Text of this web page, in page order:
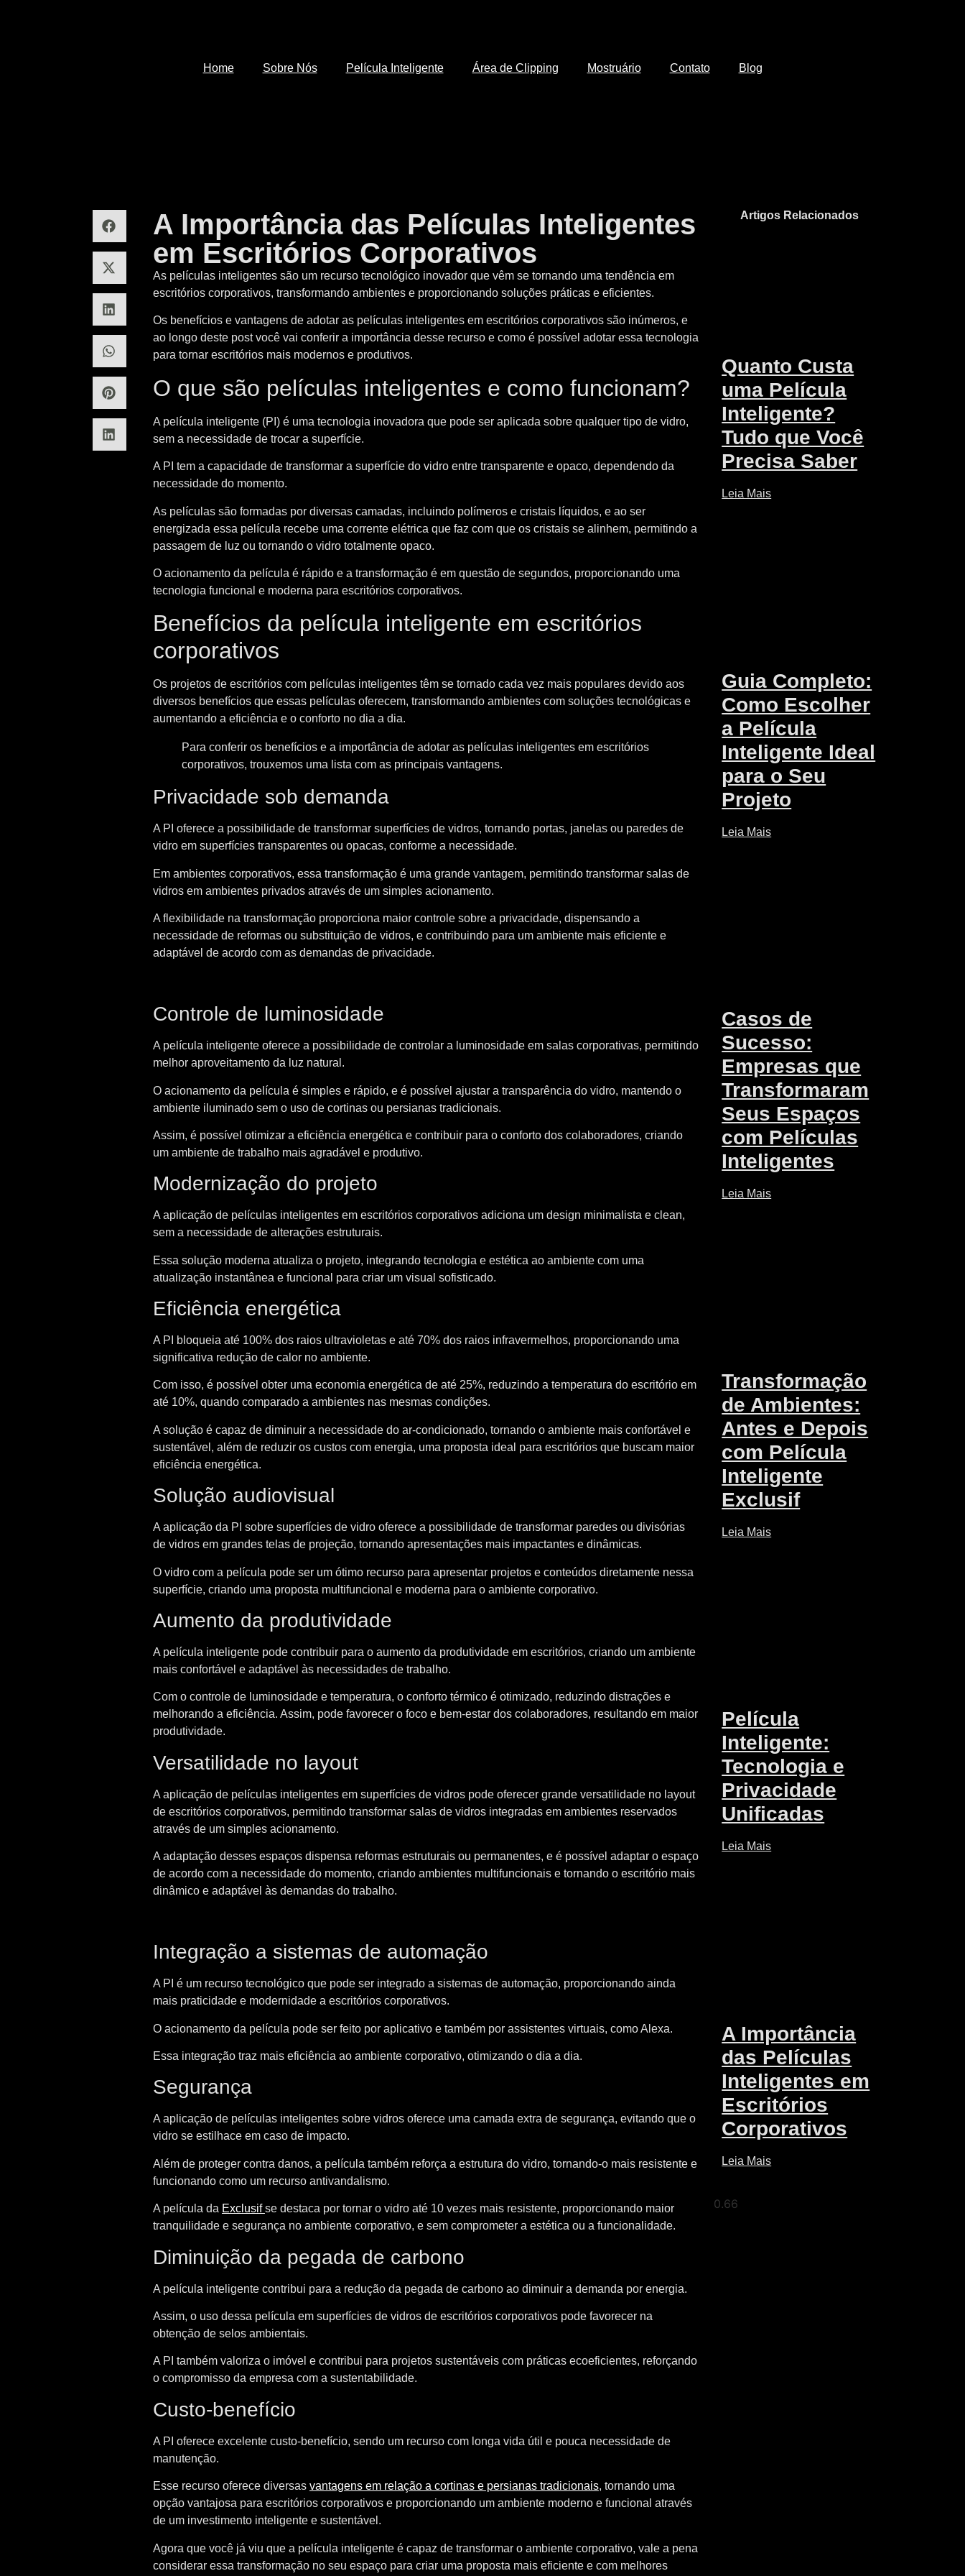
Home Sobre Nós Película Inteligente Área de Clipping Mostruário Contato Blog
A Importância das Películas Inteligentes
em Escritórios Corporativos
As películas inteligentes são um recurso tecnológico inovador que vêm se tornando uma tendência em
escritórios corporativos, transformando ambientes e proporcionando soluções práticas e eficientes.
Os benefícios e vantagens de adotar as películas inteligentes em escritórios corporativos são inúmeros, e
ao longo deste post você vai conferir a importância desse recurso e como é possível adotar essa tecnologia
para tornar escritórios mais modernos e produtivos.
O que são películas inteligentes e como funcionam?
A película inteligente (PI) é uma tecnologia inovadora que pode ser aplicada sobre qualquer tipo de vidro,
sem a necessidade de trocar a superfície.
A PI tem a capacidade de transformar a superfície do vidro entre transparente e opaco, dependendo da
necessidade do momento.
As películas são formadas por diversas camadas, incluindo polímeros e cristais líquidos, e ao ser
energizada essa película recebe uma corrente elétrica que faz com que os cristais se alinhem, permitindo a
passagem de luz ou tornando o vidro totalmente opaco.
O acionamento da película é rápido e a transformação é em questão de segundos, proporcionando uma
tecnologia funcional e moderna para escritórios corporativos.
Benefícios da película inteligente em escritórios
corporativos
Os projetos de escritórios com películas inteligentes têm se tornado cada vez mais populares devido aos
diversos benefícios que essas películas oferecem, transformando ambientes com soluções tecnológicas e
aumentando a eficiência e o conforto no dia a dia.
Para conferir os benefícios e a importância de adotar as películas inteligentes em escritórios
corporativos, trouxemos uma lista com as principais vantagens.
Privacidade sob demanda
A PI oferece a possibilidade de transformar superfícies de vidros, tornando portas, janelas ou paredes de
vidro em superfícies transparentes ou opacas, conforme a necessidade.
Em ambientes corporativos, essa transformação é uma grande vantagem, permitindo transformar salas de
vidros em ambientes privados através de um simples acionamento.
A flexibilidade na transformação proporciona maior controle sobre a privacidade, dispensando a
necessidade de reformas ou substituição de vidros, e contribuindo para um ambiente mais eficiente e
adaptável de acordo com as demandas de privacidade.
Controle de luminosidade
A película inteligente oferece a possibilidade de controlar a luminosidade em salas corporativas, permitindo
melhor aproveitamento da luz natural.
O acionamento da película é simples e rápido, e é possível ajustar a transparência do vidro, mantendo o
ambiente iluminado sem o uso de cortinas ou persianas tradicionais.
Assim, é possível otimizar a eficiência energética e contribuir para o conforto dos colaboradores, criando
um ambiente de trabalho mais agradável e produtivo.
Modernização do projeto
A aplicação de películas inteligentes em escritórios corporativos adiciona um design minimalista e clean,
sem a necessidade de alterações estruturais.
Essa solução moderna atualiza o projeto, integrando tecnologia e estética ao ambiente com uma
atualização instantânea e funcional para criar um visual sofisticado.
Eficiência energética
A PI bloqueia até 100% dos raios ultravioletas e até 70% dos raios infravermelhos, proporcionando uma
significativa redução de calor no ambiente.
Com isso, é possível obter uma economia energética de até 25%, reduzindo a temperatura do escritório em
até 10%, quando comparado a ambientes nas mesmas condições.
A solução é capaz de diminuir a necessidade do ar-condicionado, tornando o ambiente mais confortável e
sustentável, além de reduzir os custos com energia, uma proposta ideal para escritórios que buscam maior
eficiência energética.
Solução audiovisual
A aplicação da PI sobre superfícies de vidro oferece a possibilidade de transformar paredes ou divisórias
de vidros em grandes telas de projeção, tornando apresentações mais impactantes e dinâmicas.
O vidro com a película pode ser um ótimo recurso para apresentar projetos e conteúdos diretamente nessa
superfície, criando uma proposta multifuncional e moderna para o ambiente corporativo.
Aumento da produtividade
A película inteligente pode contribuir para o aumento da produtividade em escritórios, criando um ambiente
mais confortável e adaptável às necessidades de trabalho.
Com o controle de luminosidade e temperatura, o conforto térmico é otimizado, reduzindo distrações e
melhorando a eficiência. Assim, pode favorecer o foco e bem-estar dos colaboradores, resultando em maior
produtividade.
Versatilidade no layout
A aplicação de películas inteligentes em superfícies de vidros pode oferecer grande versatilidade no layout
de escritórios corporativos, permitindo transformar salas de vidros integradas em ambientes reservados
através de um simples acionamento.
A adaptação desses espaços dispensa reformas estruturais ou permanentes, e é possível adaptar o espaço
de acordo com a necessidade do momento, criando ambientes multifuncionais e tornando o escritório mais
dinâmico e adaptável às demandas do trabalho.
Integração a sistemas de automação
A PI é um recurso tecnológico que pode ser integrado a sistemas de automação, proporcionando ainda
mais praticidade e modernidade a escritórios corporativos.
O acionamento da película pode ser feito por aplicativo e também por assistentes virtuais, como Alexa.
Essa integração traz mais eficiência ao ambiente corporativo, otimizando o dia a dia.
Segurança
A aplicação de películas inteligentes sobre vidros oferece uma camada extra de segurança, evitando que o
vidro se estilhace em caso de impacto.
Além de proteger contra danos, a película também reforça a estrutura do vidro, tornando-o mais resistente e
funcionando como um recurso antivandalismo.
A película da Exclusifse destaca por tornar o vidro até 10 vezes mais resistente, proporcionando maior
tranquilidade e segurança no ambiente corporativo, e sem comprometer a estética ou a funcionalidade.
Diminuição da pegada de carbono
A película inteligente contribui para a redução da pegada de carbono ao diminuir a demanda por energia.
Assim, o uso dessa película em superfícies de vidros de escritórios corporativos pode favorecer na
obtenção de selos ambientais.
A PI também valoriza o imóvel e contribui para projetos sustentáveis com práticas ecoeficientes, reforçando
o compromisso da empresa com a sustentabilidade.
Custo-benefício
A PI oferece excelente custo-benefício, sendo um recurso com longa vida útil e pouca necessidade de
manutenção.
Esse recurso oferece diversas vantagens em relação a cortinas e persianas tradicionais, tornando uma
opção vantajosa para escritórios corporativos e proporcionando um ambiente moderno e funcional através
de um investimento inteligente e sustentável.
Agora que você já viu que a película inteligente é capaz de transformar o ambiente corporativo, vale a pena
considerar essa transformação no seu espaço para criar uma proposta mais eficiente e com melhores
Artigos Relacionados
Quanto Custa
uma Película
Inteligente?
Tudo que Você
Precisa Saber
Leia Mais
Guia Completo:
Como Escolher
a Película
Inteligente Ideal
para o Seu
Projeto
Leia Mais
Casos de
Sucesso:
Empresas que
Transformaram
Seus Espaços
com Películas
Inteligentes
Leia Mais
Transformação
de Ambientes:
Antes e Depois
com Película
Inteligente
Exclusif
Leia Mais
Película
Inteligente:
Tecnologia e
Privacidade
Unificadas
Leia Mais
A Importância
das Películas
Inteligentes em
Escritórios
Corporativos
Leia Mais